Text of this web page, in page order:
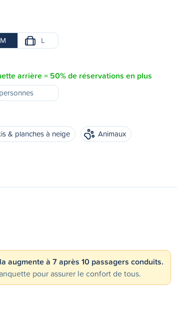
M L
arrière = 50% de réservations en plus
& planches à neige Animaux
augmente à 7 après 10 passagers conduits.
pour assurer le confort de tous.